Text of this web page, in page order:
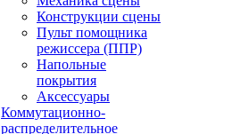
Конструкции сцены
Пульт помощника
режиссера (ППР)
Напольные
покрытия
Аксессуары
Коммутационно-
распределительное